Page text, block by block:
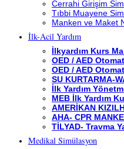
Cerrahi Girişim
Tıbbi Muayene
Manken ve Maket
İlk-Acil Yardım
İlkyardım Kurs
OED / AED
OED / AED
SU KURTARMA-
İlk Yardım
MEB İlk Yardım
AMERİKAN
AHA- CPR
TİLYAD- Travma
Medikal Simülasyon